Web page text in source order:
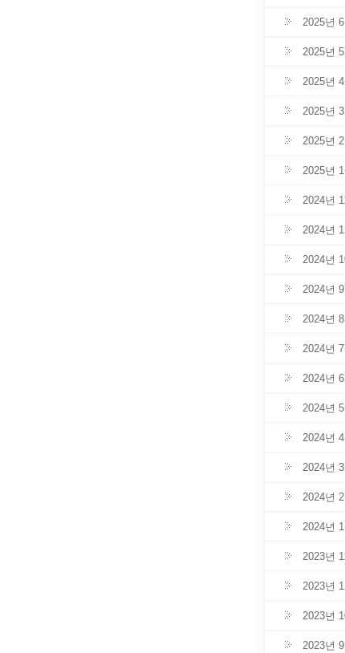
2025년 6
2025년 5
2025년 4
2025년 3
2025년 2
2025년 1
2024년
2024년
2024년
2024년 9
2024년 8
2024년 7
2024년 6
2024년 5
2024년 4
2024년 3
2024년 2
2024년 1
2023년
2023년
2023년
2023년 9